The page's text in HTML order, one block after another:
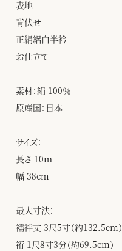
表地
背伏せ
正絹絽白半衿
お仕立て
-
素材：絹 100％
原産国：日本
サイズ：
長さ 10ｍ
幅 38cm
最大寸法：
襦袢丈 3尺5寸（約132.5cm）
裄 1尺8寸3分（約69.5cm）